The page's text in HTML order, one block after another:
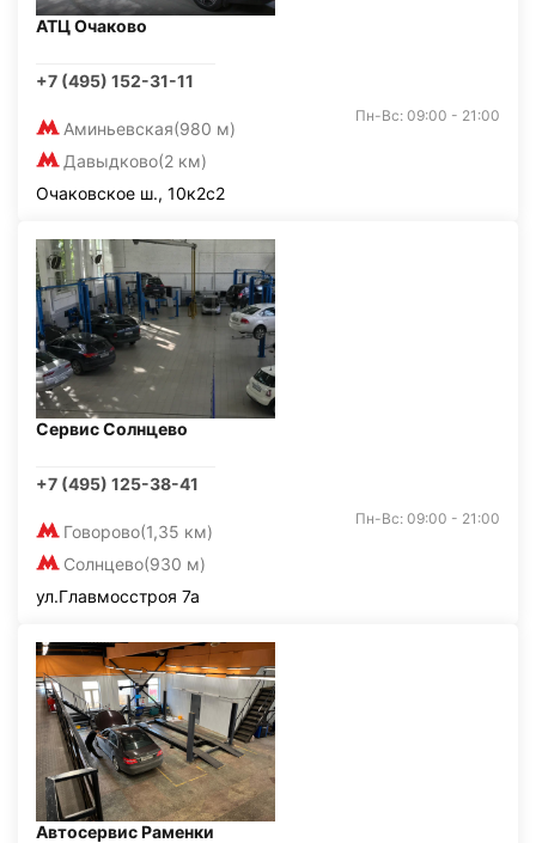
АТЦ Очаково
+7 (495) 152-31-11
Аминьевская(980 м)
Давыдково(2 км)
Пн-Вс: 09:00 - 21:00
Очаковское ш., 10к2с2
Сервис Солнцево
+7 (495) 125-38-41
Говорово(1,35 км)
Солнцево(930 м)
Пн-Вс: 09:00 - 21:00
ул.Главмосстроя 7а
Автосервис Раменки